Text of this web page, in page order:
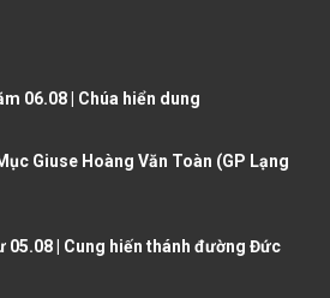
u
p
g
06.08 | Chúa hiển dung
Giuse Hoàng Văn Toàn (GP Lạng
05.08 | Cung hiến thánh đường Đức